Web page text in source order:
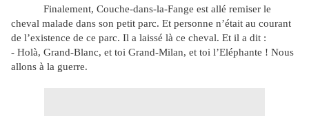
Finalement, Couche-dans-la-Fange est allé remiser le
cheval malade dans son petit parc. Et personne n’était au courant
de l’existence de ce parc. Il a laissé là ce cheval. Et il a dit :
- Holà, Grand-Blanc, et toi Grand-Milan, et toi l’Eléphante ! Nous
allons à la guerre.